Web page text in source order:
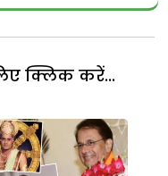
क्लिक करें...